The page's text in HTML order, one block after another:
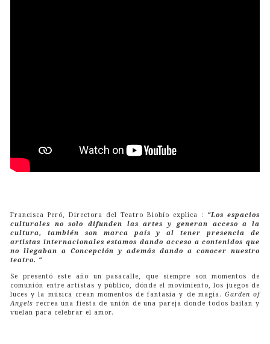
Francisca Peró, Directora del Teatro Biobío explica : “Los espacios
culturales no solo difunden las artes y generan acceso a la
cultura, también son marca país y al tener presencia de
artistas internacionales estamos dando acceso a contenidos que
no llegaban a Concepción y además dando a conocer nuestro
teatro. “
Se presentó este año un pasacalle, que siempre son momentos de
comunión entre artistas y público, dónde el movimiento, los juegos de
luces y la música crean momentos de fantasía y de magia. Garden of
Angels recrea una fiesta de unión de una pareja donde todos bailan y
vuelan para celebrar el amor.